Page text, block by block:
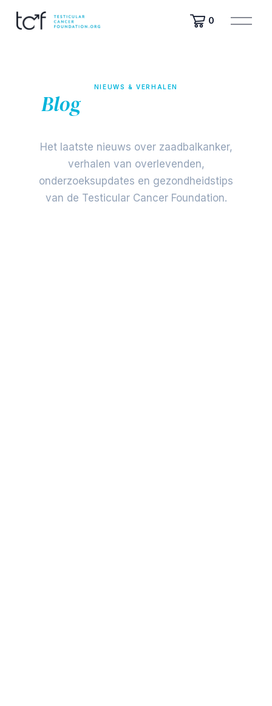
0
M
e
NIEUWS & VERHALEN
Blogvan de Stichting
Het laatste nieuws over zaadbalkanker,
verhalen van overlevenden,
onderzoeksupdates en gezondheidstips
van de Testicular Cancer Foundation.